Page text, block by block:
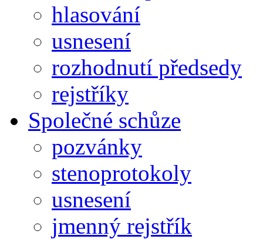
hlasování
usnesení
rozhodnutí předsedy
rejstříky
Společné schůze
pozvánky
stenoprotokoly
usnesení
jmenný rejstřík